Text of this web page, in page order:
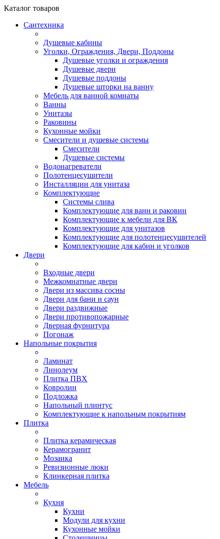
Каталог товаров
Сантехника
Душевые кабины
Уголки, Ограждения, Двери, Поддоны
Душевые уголки и ограждения
Душевые двери
Душевые поддоны
Душевые шторки на ванну
Мебель для ванной комнаты
Ванны
Унитазы
Раковины
Кухонные мойки
Смесители и душевые системы
Смесители
Душевые системы
Водонагреватели
Полотенцесушители
Инсталляции для унитаза
Комплектующие
Системы слива
Комплектующие для ванн и раковин
Комплектующие к мебели для ВК
Комплектующие для унитазов
Комплектующие для полотенцесушителей
Комплектующие для кабин и уголков
Двери
Входные двери
Межкомнатные двери
Двери из массива сосны
Двери для бани и саун
Двери раздвижные
Двери противопожарные
Дверная фурнитура
Погонаж
Напольные покрытия
Ламинат
Линолеум
Плитка ПВХ
Ковролин
Подложка
Напольный плинтус
Комплектующие к напольным покрытиям
Плитка
Плитка керамическая
Керамогранит
Мозаика
Ревизионные люки
Клинкерная плитка
Мебель
Кухня
Кухни
Модули для кухни
Кухонные мойки